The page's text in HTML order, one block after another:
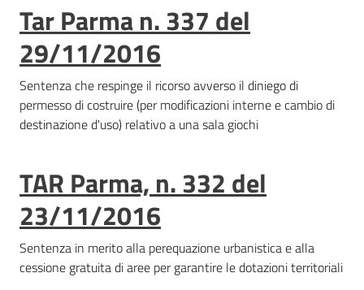
C
a
l
c
o
l
o
r
e
d
e
l
Tar Parma n. 337 del
29/11/2016
Sentenza che respinge il ricorso avverso il diniego di
permesso di costruire (per modificazioni interne e cambio di
destinazione d'uso) relativo a una sala giochi
TAR Parma, n. 332 del
23/11/2016
Sentenza in merito alla perequazione urbanistica e alla
cessione gratuita di aree per garantire le dotazioni territoriali